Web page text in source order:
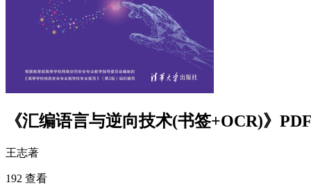
《汇编语言与逆向技术(书签+OCR)》
王志著
192 查看